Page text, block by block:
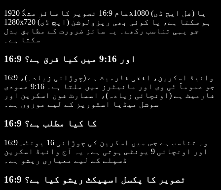
عام 16:9 تصویر کا سائز مثلاً 1920x1080 (فل ایچ ڈی) یا
1280x720 (ایچ ڈی) ہو سکتا ہے، یا کوئی بھی ریزولوشن
جو یہی تناسب رکھے۔ یہ سائز ضرورت کے مطابق بدل
سکتا ہے۔
16:9 اور 9:16 میں کیا فرق ہے؟
16:9 وائیڈ اسکرین، افقی فارمیٹ ہے (چوڑائی زیادہ)،
جو عموماً ٹی وی اور مانیٹرز میں ملتا ہے۔ 9:16 عمودی
فارمیٹ ہے (اونچائی زیادہ)، اسمارٹ فون اسکرین اور
سوشل میڈیا اسٹوریز کے لیے موزوں ہے۔
16:9 کا کیا مطلب ہے؟
16:9 وہ تناسب ہے جس میں اسکرین کی چوڑائی 16 یونٹس
اور اونچائی 9 یونٹس ہوتی ہے۔ یہ آج وائیڈ اسکرین
ڈسپلے کے لیے معیاری ریشو ہے۔
16:9 تصویر کا پکسل اسپیکٹ ریشو کیا ہے؟